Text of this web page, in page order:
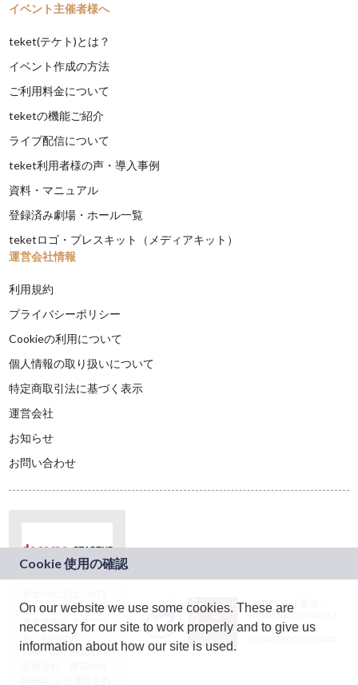
イベント主催者様へ
teket(テケト)とは？
イベント作成の方法
ご利用料金について
teketの機能ご紹介
ライブ配信について
teket利用者様の声・導入事例
資料・マニュアル
登録済み劇場・ホール一覧
teketロゴ・プレスキット（メディアキット）
運営会社情報
利用規約
プライバシーポリシー
Cookieの利用について
個人情報の取り扱いについて
特定商取引法に基づく表示
運営会社
お知らせ
お問い合わせ
ドコモグループの新
規事業創出プログラ
ム「docomo
STARTUP」を通じて
JASRAC許諾番号：
9024936001Y45037
JASRAC許諾番号：
On our website we use some cookies. These are
necessary for our site to work properly and to give us
information about how our site is used.